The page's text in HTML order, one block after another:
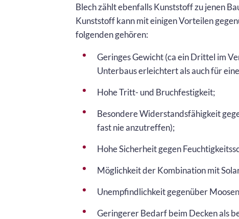
Blech zählt ebenfalls Kunststoff zu jenen
Kunststoff kann mit einigen Vorteilen
folgenden gehören:
Geringes Gewicht (ca ein Drittel im
Unterbaus erleichtert als auch für
Hohe Tritt- und Bruchfestigkeit;
Besondere Widerstandsfähigkeit
fast nie anzutreffen);
Hohe Sicherheit gegen
Möglichkeit der Kombination mit
Unempfindlichkeit gegenüber
Geringerer Bedarf beim Decken als